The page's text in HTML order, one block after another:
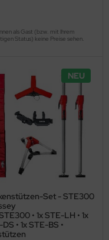
als Gast (bzw. mit Ihrem
Status) keine Preise sehen.
NEU
Set - STE300
• 1x STE-LH • 1x
• 1x STE-BS •